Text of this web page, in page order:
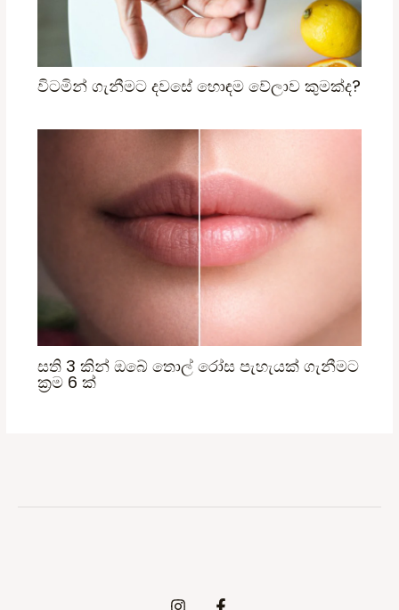
විටමින් ගැනීමට දවසේ හොඳම වේලාව කුමක්ද?
සති 3 කින් ඔබේ තොල් රෝස පැහැයක් ගැනීමට
ක්‍රම 6 ක්